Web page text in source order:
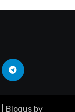
Blogus by